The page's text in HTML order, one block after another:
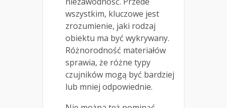
wszystkim, kluczowe jest
zrozumienie, jaki rodzaj
obiektu ma być wykrywany.
Różnorodność materiałów
sprawia, że różne typy
czujników mogą być bardziej
lub mniej odpowiednie.